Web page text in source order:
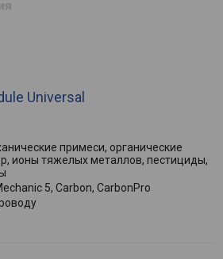
Universal
примеси, органические
ионы тяжелых металлов, пестициды,
5, Carbon, CarbonPro